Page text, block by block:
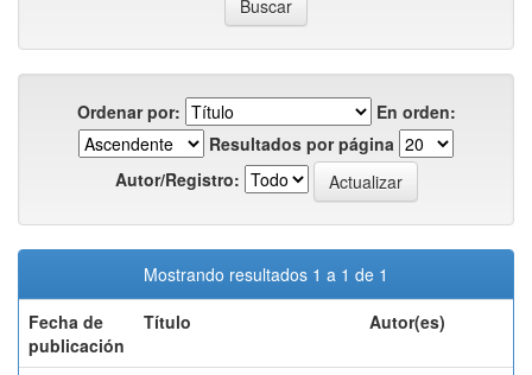
Ordenar por:
En orden:
Resultados por página
Autor/Registro:
Mostrando resultados 1 a 1 de 1
Fecha de
publicación
Título Autor(es)